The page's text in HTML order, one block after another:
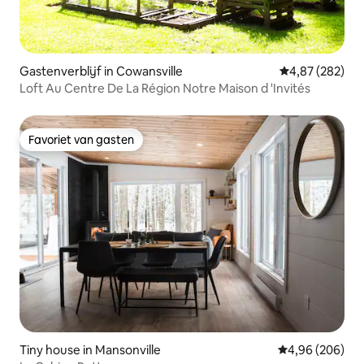
Gastenverblijf in Cowansville Gemiddelde
4,87 (282)
Loft Au Centre De La Région Notre Maison d 'Invités
Favoriet van gasten
Favoriet van gasten
Tiny house in Mansonville Gemiddelde
4,96 (206)